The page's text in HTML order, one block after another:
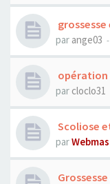
par ange03
par cloclo31
Scoliose
par